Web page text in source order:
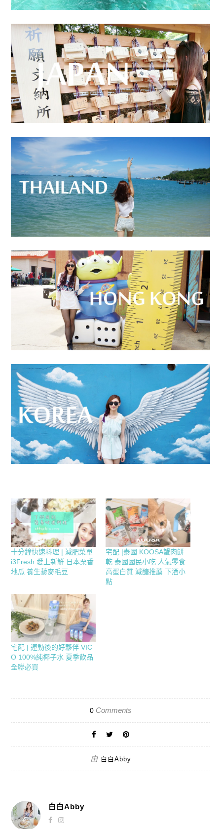
十分鐘快速料理 | 減肥菜單
i3Fresh 愛上新鮮 日本栗香
地瓜 養生藜麥毛豆
宅配 |泰國 KOOSA蟹肉餅
乾 泰國國民小吃 人氣零食
高蛋白質 減醣推薦 下酒小
點
宅配 | 運動後的好夥伴 VIC
O 100%純椰子水 夏季飲品
全聯必買
0Comments
由 白白Abby
白白Abby